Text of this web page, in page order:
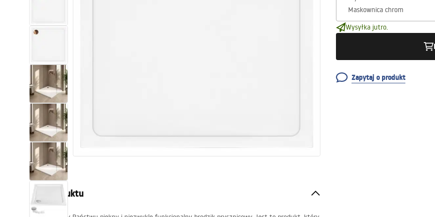
Toalety, ubikacje
Wanny i parawany
Baterie
Natryski
Kuchnia
Akcesoria i meble łazienkowe
Wysyłka jutro.
Zapytaj o produkt
Opis produktu